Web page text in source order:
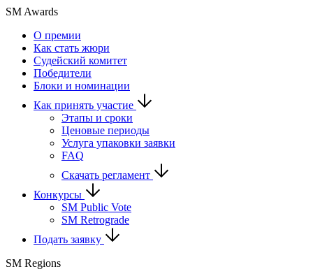
SM Awards
О премии
Как стать жюри
Судейский комитет
Победители
Блоки и номинации
Как принять участие
Этапы и сроки
Ценовые периоды
Услуга упаковки заявки
FAQ
Скачать регламент
Конкурсы
SM Public Vote
SM Retrograde
Подать заявку
SM Regions